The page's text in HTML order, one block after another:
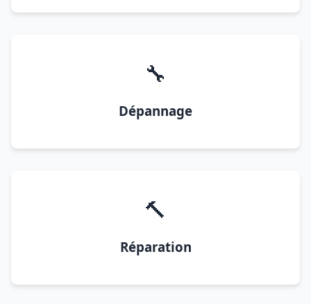
🔧
Dépannage
🔨
Réparation